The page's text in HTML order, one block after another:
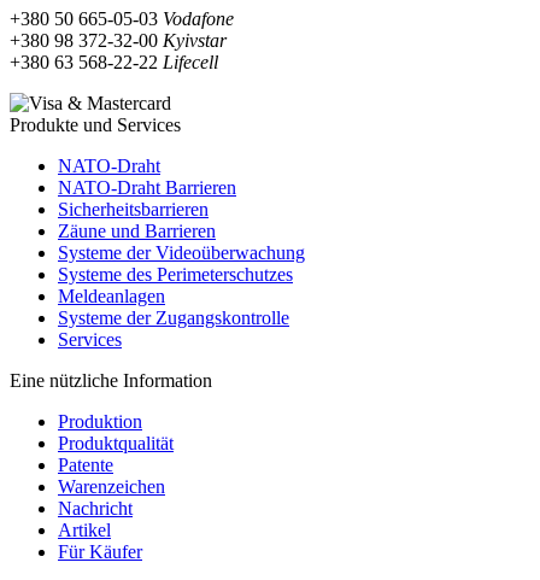
+380 50 665-05-03 Vodafone
+380 98 372-32-00 Kyivstar
+380 63 568-22-22 Lifecell
Produkte und Services
NATO-Draht
NATO-Draht Barrieren
Sicherheitsbarrieren
Zäune und Barrieren
Systeme der Videoüberwachung
Systeme des Perimeterschutzes
Meldeanlagen
Systeme der Zugangskontrolle
Services
Eine nützliche Information
Produktion
Produktqualität
Patente
Warenzeichen
Nachricht
Artikel
Für Käufer